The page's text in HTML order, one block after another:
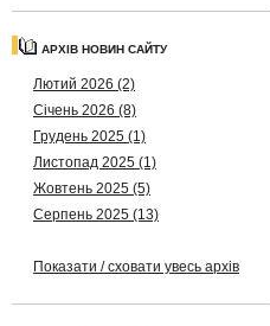
АРХІВ НОВИН САЙТУ
Лютий 2026 (2)
Січень 2026 (8)
Грудень 2025 (1)
Листопад 2025 (1)
Жовтень 2025 (5)
Серпень 2025 (13)
Показати / сховати увесь архів